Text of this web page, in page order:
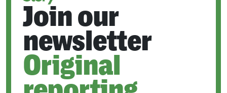
Join our
newsletter
Original